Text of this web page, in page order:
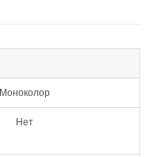
Моноколор
Нет